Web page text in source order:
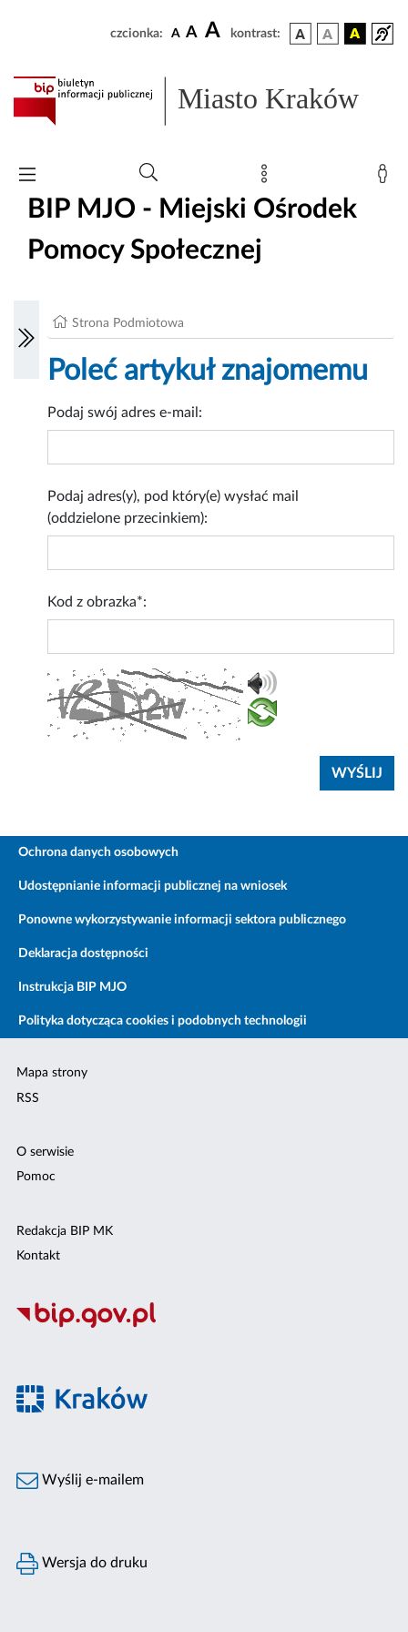
czcionka: A A A kontrast:
Miasto Kraków
BIP MJO - Miejski Ośrodek
Pomocy Społecznej
Strona Podmiotowa
Poleć artykuł znajomemu
Podaj swój adres e-mail:
Podaj adres(y), pod który(e) wysłać mail
(oddzielone przecinkiem):
Kod z obrazka*:
Ochrona danych osobowych
Udostępnianie informacji publicznej na wniosek
Ponowne wykorzystywanie informacji sektora publicznego
Deklaracja dostępności
Instrukcja BIP MJO
Polityka dotycząca cookies i podobnych technologii
Mapa strony
RSS
O serwisie
Pomoc
Redakcja BIP MK
Kontakt
Wyślij e-mailem
Wersja do druku